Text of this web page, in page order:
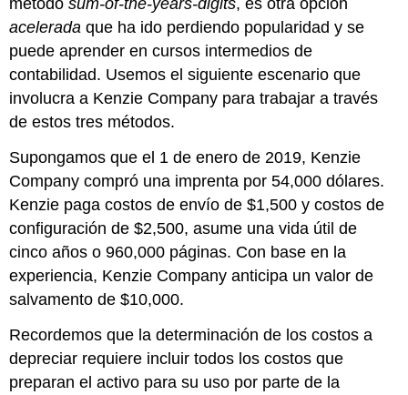
métodosum-of-the-years-digits, es otra opción
acelerada que ha ido perdiendo popularidad y se
puede aprender en cursos intermedios de
contabilidad. Usemos el siguiente escenario que
involucra a Kenzie Company para trabajar a través
de estos tres métodos.
Supongamos que el 1 de enero de 2019, Kenzie
Company compró una imprenta por 54,000 dólares.
Kenzie paga costos de envío de $1,500 y costos de
configuración de $2,500, asume una vida útil de
cinco años o 960,000 páginas. Con base en la
experiencia, Kenzie Company anticipa un valor de
salvamento de $10,000.
Recordemos que la determinación de los costos a
depreciar requiere incluir todos los costos que
preparan el activo para su uso por parte de la